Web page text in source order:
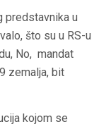
predstavnika u
što su u RS-u
No, mandat
zemalja, bit
kojom se